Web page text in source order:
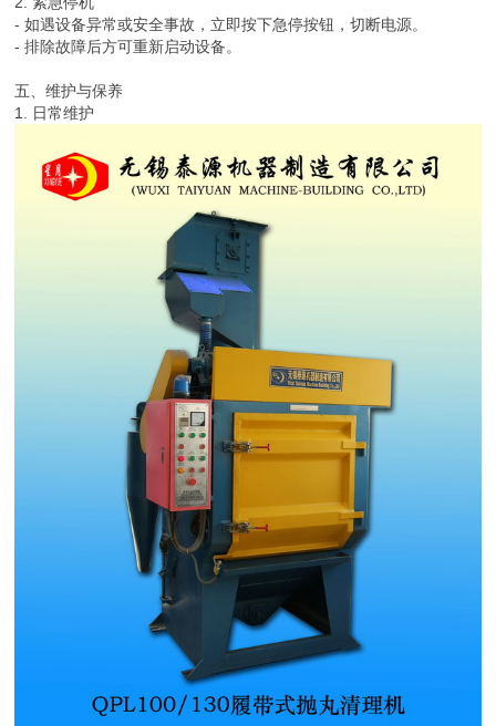
- 如遇设备异常或安全事故，立即按下急停按钮，切断电源。
- 排除故障后方可重新启动设备。
五、维护与保养
1. 日常维护